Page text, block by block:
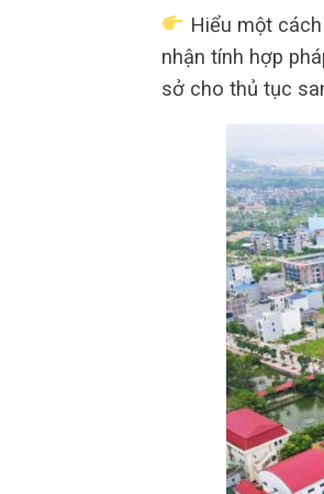
Hiểu một
nhận tính hợp
sở cho thủ tục